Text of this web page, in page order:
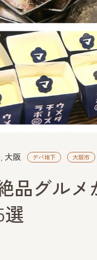
大阪 デパ地下 大阪市
品グル
選